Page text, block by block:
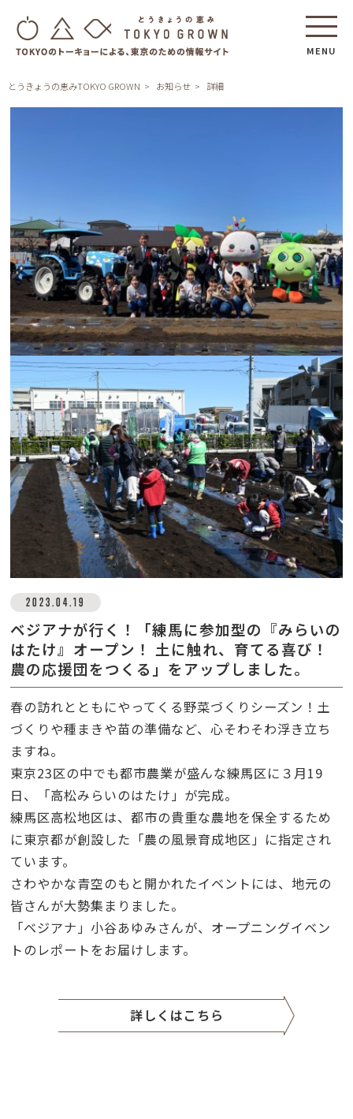
MENU
とうきょうの恵みTOKYO GROWN お知らせ 詳細
2023.04.19
ベジアナが行く！「練馬に参加型の『みらいの
はたけ』オープン！ 土に触れ、育てる喜び！
農の応援団をつくる」をアップしました。
春の訪れとともにやってくる野菜づくりシーズン！土
づくりや種まきや苗の準備など、心そわそわ浮き立ち
ますね。
東京23区の中でも都市農業が盛んな練馬区に３月19
日、「高松みらいのはたけ」が完成。
練馬区高松地区は、都市の貴重な農地を保全するため
に東京都が創設した「農の風景育成地区」に指定され
ています。
さわやかな青空のもと開かれたイベントには、地元の
皆さんが大勢集まりました。
「ベジアナ」小谷あゆみさんが、オープニングイベン
トのレポートをお届けします。
詳しくはこちら